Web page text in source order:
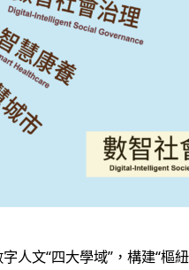
文“四大學域”，構建“樞